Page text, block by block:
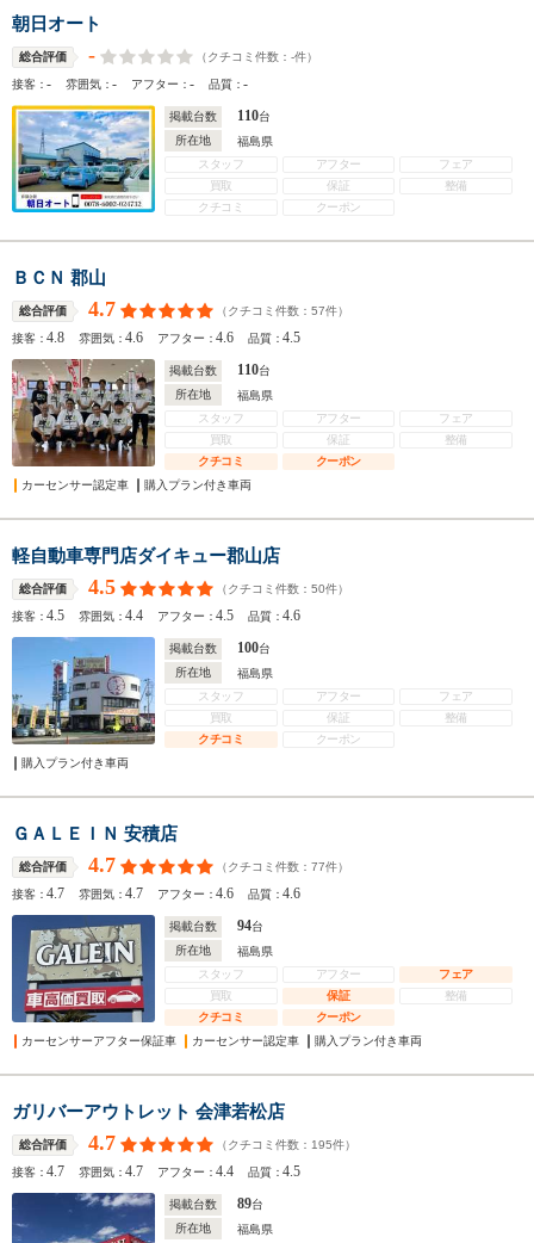
朝日オート
総合評価 - （クチコミ件数： -件）
接客：- 雰囲気：- アフター：- 品質：-
掲載台数 110台
所在地
福島県
スタッフ
アフター
フェア
買取
保証
整備
クチコミ
クーポン
ＢＣＮ 郡山
総合評価 4.7 （クチコミ件数： 57件）
接客：4.8 雰囲気：4.6 アフター：4.6 品質：4.5
掲載台数 110台
所在地
福島県
スタッフ
アフター
フェア
買取
保証
整備
クチコミ
クーポン
カーセンサー認定車
購入プラン付き車両
軽自動車専門店ダイキュー郡山店
総合評価 4.5 （クチコミ件数： 50件）
接客：4.5 雰囲気：4.4 アフター：4.5 品質：4.6
掲載台数 100台
所在地
福島県
スタッフ
アフター
フェア
買取
保証
整備
クチコミ
クーポン
購入プラン付き車両
ＧＡＬＥＩＮ 安積店
総合評価 4.7 （クチコミ件数： 77件）
接客：4.7 雰囲気：4.7 アフター：4.6 品質：4.6
掲載台数 94台
所在地
福島県
スタッフ
アフター
フェア
買取
保証
整備
クチコミ
クーポン
カーセンサーアフター保証車
カーセンサー認定車 購入プラン付き車両
ガリバーアウトレット 会津若松店
総合評価 4.7 （クチコミ件数： 195件）
接客：4.7 雰囲気：4.7 アフター：4.4 品質：4.5
掲載台数 89台
所在地
福島県